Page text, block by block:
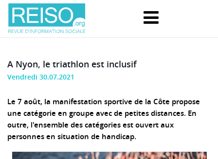
A Nyon, le triathlon est inclusif
Vendredi 30.07.2021
Le 7 août, la manifestation sportive de la Côte propose
une catégorie en groupe avec de petites distances. En
outre, l'ensemble des catégories est ouvert aux
personnes en situation de handicap.